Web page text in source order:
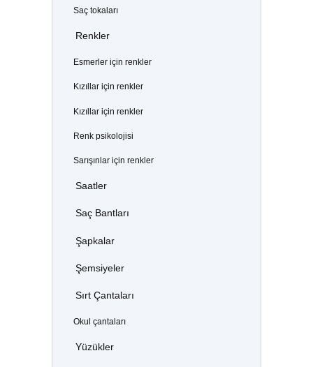
Saç tokaları
Renkler
Esmerler için renkler
Kızıllar için renkler
Kızıllar için renkler
Renk psikolojisi
Sarışınlar için renkler
Saatler
Saç Bantları
Şapkalar
Şemsiyeler
Sırt Çantaları
Okul çantaları
Yüzükler